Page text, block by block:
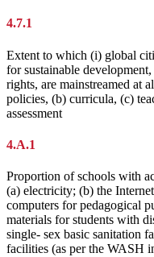
4.7.1
Extent to which (i) global
for sustainable
rights, are mainstreamed at
policies, (b) curricula, (c)
assessment
4.A.1
Proportion of schools with
(a) electricity; (b) the
computers for pedagogical
materials for students with
single- sex basic sanitation
facilities (as per the WASH